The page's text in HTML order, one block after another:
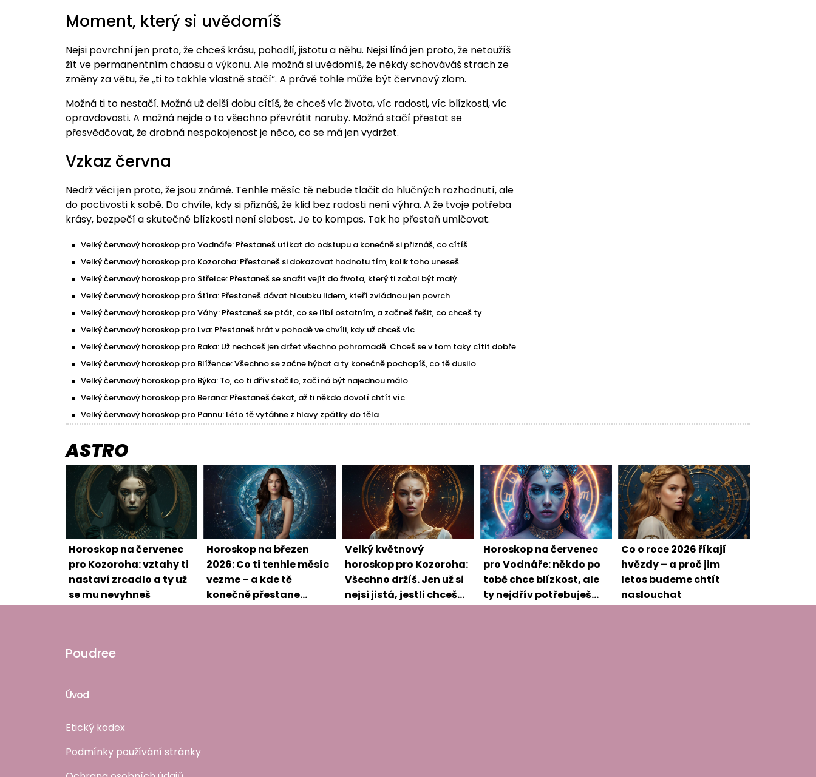
Moment, který si uvědomíš
Nejsi povrchní jen proto, že chceš krásu, pohodlí, jistotu a něhu. Nejsi líná jen proto, že netoužíš
žít ve permanentním chaosu a výkonu. Ale možná si uvědomíš, že někdy schováváš strach ze
změny za větu, že „ti to takhle vlastně stačí“. A právě tohle může být červnový zlom.
Možná ti to nestačí. Možná už delší dobu cítíš, že chceš víc života, víc radosti, víc blízkosti, víc
opravdovosti. A možná nejde o to všechno převrátit naruby. Možná stačí přestat se
přesvědčovat, že drobná nespokojenost je něco, co se má jen vydržet.
Vzkaz června
Nedrž věci jen proto, že jsou známé. Tenhle měsíc tě nebude tlačit do hlučných rozhodnutí, ale
do poctivosti k sobě. Do chvíle, kdy si přiznáš, že klid bez radosti není výhra. A že tvoje potřeba
krásy, bezpečí a skutečné blízkosti není slabost. Je to kompas. Tak ho přestaň umlčovat.
Velký červnový horoskop pro Vodnáře: Přestaneš utíkat do odstupu a konečně si přiznáš, co cítíš
Velký červnový horoskop pro Kozoroha: Přestaneš si dokazovat hodnotu tím, kolik toho uneseš
Velký červnový horoskop pro Střelce: Přestaneš se snažit vejít do života, který ti začal být malý
Velký červnový horoskop pro Štíra: Přestaneš dávat hloubku lidem, kteří zvládnou jen povrch
Velký červnový horoskop pro Váhy: Přestaneš se ptát, co se líbí ostatním, a začneš řešit, co chceš ty
Velký červnový horoskop pro Lva: Přestaneš hrát v pohodě ve chvíli, kdy už chceš víc
Velký červnový horoskop pro Raka: Už nechceš jen držet všechno pohromadě. Chceš se v tom taky cítit dobře
Velký červnový horoskop pro Blížence: Všechno se začne hýbat a ty konečně pochopíš, co tě dusilo
Velký červnový horoskop pro Býka: To, co ti dřív stačilo, začíná být najednou málo
Velký červnový horoskop pro Berana: Přestaneš čekat, až ti někdo dovolí chtít víc
Velký červnový horoskop pro Pannu: Léto tě vytáhne z hlavy zpátky do těla
ASTRO
Horoskop na červenec
pro Kozoroha: vztahy ti
nastaví zrcadlo a ty už
se mu nevyhneš
Horoskop na březen
2026: Co ti tenhle měsíc
vezme – a kde tě
konečně přestane
brzdit
Velký květnový
horoskop pro Kozoroha:
Všechno držíš. Jen už si
nejsi jistá, jestli chceš
dál
Horoskop na červenec
pro Vodnáře: někdo po
tobě chce blízkost, ale
ty nejdřív potřebuješ
pravdu
Co o roce 2026 říkají
hvězdy – a proč jim
letos budeme chtít
naslouchat
Poudree
Úvod
Etický kodex
Podmínky používání stránky